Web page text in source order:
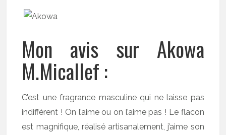
Mon avis sur Akowa
M.Micallef :
C’est une fragrance masculine qui ne laisse pas
indifférent ! On l’aime ou on l’aime pas ! Le flacon
est magnifique, réalisé artisanalement, j’aime son